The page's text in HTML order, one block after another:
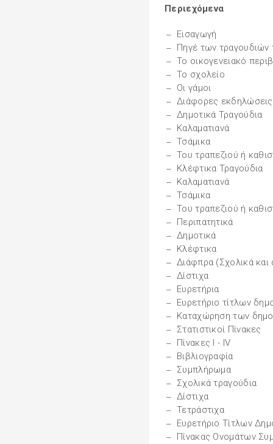
Περιεχόμενα
Εισαγωγή
Πηγέ των τραγουδιών
Το οικογενειακό
Το σχολείο
Οι γάμοι
Διάφορες εκδηλώσεις
Δημοτικά Τραγούδια
Καλαματιανά
Τσάμικα
Του τραπεζιού ή
Κλέφτικα Τραγούδια
Καλαματιανά
Τσάμικα
Του τραπεζιού ή
Περιπατητικά
Δημοτικά
Κλέφτικα
Διάφπρα (Σχολικά και
Δίστιχα
Ευρετήρια
Ευρετήριο τίτλων
Καταχώρηση των
Στατιστικοί Πίνακες
Πίνακες I - IV
Βιβλιογραφία
Συμπλήρωμα
Σχολικά τραγούδια
Δίστιχα
Τετράστιχα
Ευρετήριο Τίτλων
Πίνακας Ονομάτων